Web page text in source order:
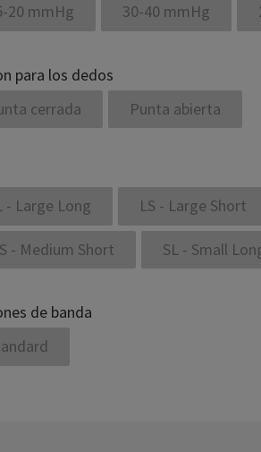
20 mmHg
30-40 mmHg
para los dedos
cerrada
Punta abierta
- Large Long
LS - Large Short
- Medium Short SL - Small
de banda